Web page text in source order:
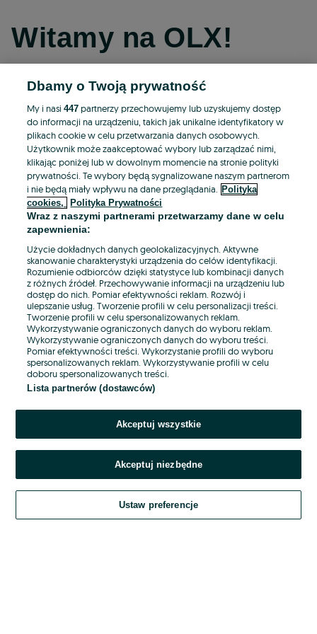
Witamy na OLX!
Kontynuuj przez Facebooka
Kontynuuj przez konto Apple
Kontynuuj przez konto Google
LUB
E-mail
Hasło
Nie pamiętasz hasła?
Zaloguj się
Kontynuując za pośrednictwem jednego z dostawców wskazanych powyżej,
Regulamin serwisu OLX.pl w jego aktualnym brzmieniu.
Dbamy o Twoją prywatność
My i nasi447 partnerzy przechowujemy lub uzyskujemy dostęp
do informacji na urządzeniu, takich jak unikalne identyfikatory w
plikach cookie w celu przetwarzania danych osobowych.
Użytkownik może zaakceptować wybory lub zarządzać nimi,
klikając poniżej lub w dowolnym momencie na stronie polityki
prywatności. Te wybory będą sygnalizowane naszym partnerom
i nie będą miały wpływu na dane przeglądania.
Polityka
cookies,
Polityka Prywatności
Wraz z naszymi partnerami przetwarzamy dane w celu
zapewnienia:
Użycie dokładnych danych geolokalizacyjnych. Aktywne
skanowanie charakterystyki urządzenia do celów identyfikacji.
Rozumienie odbiorców dzięki statystyce lub kombinacji danych
z różnych źródeł. Przechowywanie informacji na urządzeniu lub
dostęp do nich. Pomiar efektywności reklam. Rozwój i
ulepszanie usług. Tworzenie profili w celu personalizacji treści.
Tworzenie profili w celu spersonalizowanych reklam.
Wykorzystywanie ograniczonych danych do wyboru reklam.
Wykorzystywanie ograniczonych danych do wyboru treści.
Pomiar efektywności treści. Wykorzystanie profili do wyboru
spersonalizowanych reklam. Wykorzystywanie profili w celu
doboru spersonalizowanych treści.
Lista partnerów (dostawców)
Akceptuj wszystkie
Akceptuj niezbędne
Ustaw preferencje